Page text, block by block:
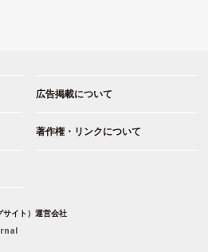
広告掲載について
著作権・リンクについて
イト）運営会社